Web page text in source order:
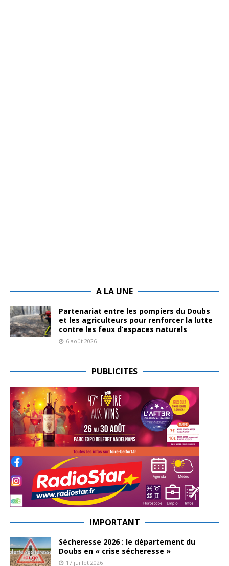
A LA UNE
Partenariat entre les pompiers du Doubs
et les agriculteurs pour renforcer la lutte
contre les feux d’espaces naturels
6 août 2026
PUBLICITES
IMPORTANT
Sécheresse 2026 : le département du
Doubs en « crise sécheresse »
17 juillet 2026